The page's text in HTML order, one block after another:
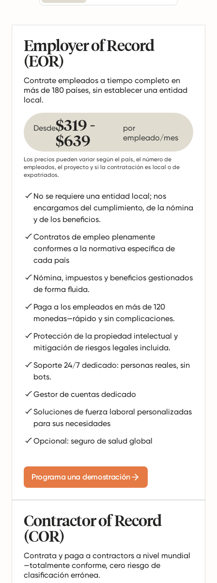
Employer of Record
(EOR)
Contrate empleados a tiempo completo en
más de 180 países, sin establecer una entidad
local.
Desde$319 -
$639
por
empleado/mes
Los precios pueden variar según el país, el número de
empleados, el proyecto y si la contratación es local o de
expatriados.
No se requiere una entidad local; nos
encargamos del cumplimiento, de la nómina
y de los beneficios.
Contratos de empleo plenamente
conformes a la normativa específica de
cada país
Nómina, impuestos y beneficios gestionados
de forma fluida.
Paga a los empleados en más de 120
monedas—rápido y sin complicaciones.
Protección de la propiedad intelectual y
mitigación de riesgos legales incluida.
Soporte 24/7 dedicado: personas reales, sin
bots.
Gestor de cuentas dedicado
Soluciones de fuerza laboral personalizadas
para sus necesidades
Opcional: seguro de salud global
Programa una demostración
Contractor of Record
(COR)
Contrata y paga a contractors a nivel mundial
—totalmente conforme, cero riesgo de
clasificación errónea.